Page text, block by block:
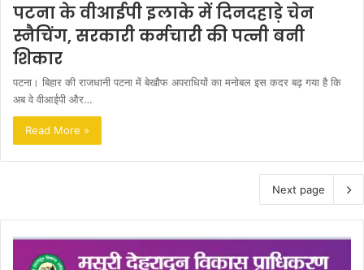
पटना के वीआईपी इलाके में दिनदहाड़े चेन
स्नैचिंग, सरकारी कर्मचारी की पत्नी बनी
शिकार
पटना। बिहार की राजधानी पटना में बेखौफ अपराधियों का मनोबल इस कदर बढ़ गया है कि
अब वे वीआईपी और…
Read More »
Next page